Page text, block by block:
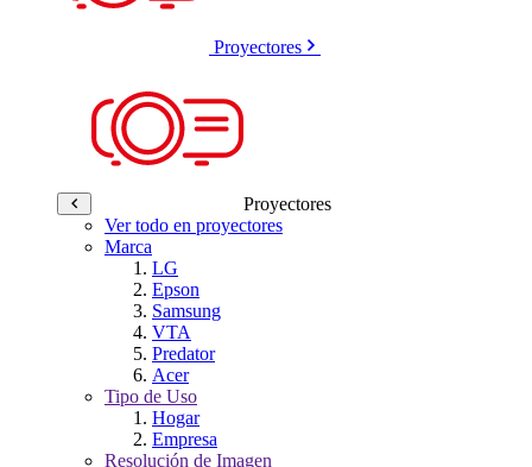
Proyectores
Proyectores
Ver todo en proyectores
Marca
LG
Epson
Samsung
VTA
Predator
Acer
Tipo de Uso
Hogar
Empresa
Resolución de Imagen